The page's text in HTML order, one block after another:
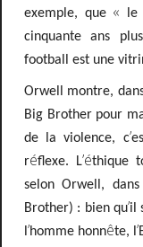
exemple, que « le
cinquante ans
football est une
Orwell montre,
Big Brother pour
de la violence, c’
réflexe. L’éthique
selon Orwell,
Brother) : bien qu’il
’homme honnête, l ’